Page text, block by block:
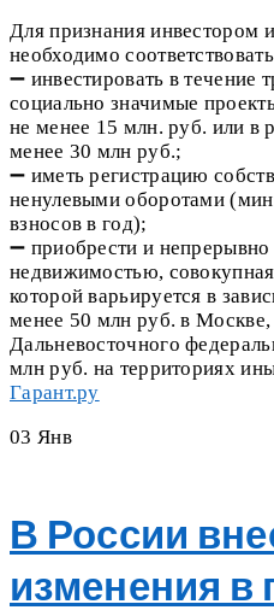
Для признания
необходимо
➖ инвестировать в течение
социально значимые
не менее 15 млн. руб. или в
менее 30 млн руб.;
➖ иметь регистрацию
ненулевыми оборотами
взносов в год);
➖ приобрести и непрерывно
недвижимостью,
которой варьируется в
менее 50 млн руб. в
Дальневосточного
млн руб. на территориях
Гарант.ру
03 Янв
В России
изменения в